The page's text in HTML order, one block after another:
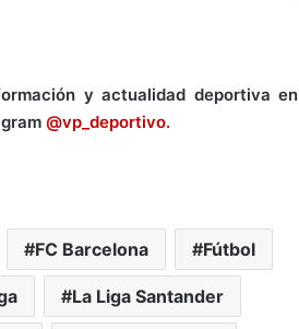
y actualidad deportiva en
@vp_deportivo.
FC Barcelona Fútbol
La Liga Santander